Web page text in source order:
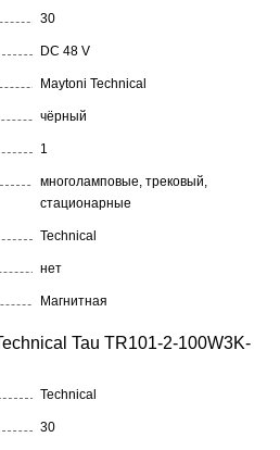
30
DC 48 V
Maytoni Technical
чёрный
1
многоламповые, трековый,
стационарные
Technical
нет
Магнитная
Tau TR101-2-100W3K-
Technical
30